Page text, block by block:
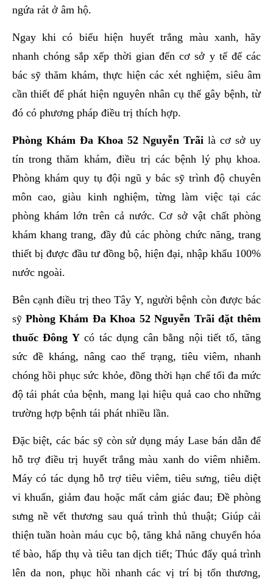
ngứa rát ở âm hộ.
Ngay khi có biểu hiện huyết trắng màu xanh, hãy
nhanh chóng sắp xếp thời gian đến cơ sở y tế để các
bác sỹ thăm khám, thực hiện các xét nghiệm, siêu âm
cần thiết để phát hiện nguyên nhân cụ thể gây bệnh, từ
đó có phương pháp điều trị thích hợp.
Phòng Khám Đa Khoa 52 Nguyễn Trãi là cơ sở uy
tín trong thăm khám, điều trị các bệnh lý phụ khoa.
Phòng khám quy tụ đội ngũ y bác sỹ trình độ chuyên
môn cao, giàu kinh nghiệm, từng làm việc tại các
phòng khám lớn trên cả nước. Cơ sở vật chất phòng
khám khang trang, đầy đủ các phòng chức năng, trang
thiết bị được đầu tư đồng bộ, hiện đại, nhập khẩu 100%
nước ngoài.
Bên cạnh điều trị theo Tây Y, người bệnh còn được bác
sỹPhòng Khám Đa Khoa 52 Nguyễn Trãi đặt thêm
thuốc Đông Ycó tác dụng cân bằng nội tiết tố, tăng
sức đề kháng, nâng cao thể trạng, tiêu viêm, nhanh
chóng hồi phục sức khỏe, đồng thời hạn chế tối đa mức
độ tái phát của bệnh, mang lại hiệu quả cao cho những
trường hợp bệnh tái phát nhiều lần.
Đặc biệt, các bác sỹ còn sử dụng máy Lase bán dẫn để
hỗ trợ điều trị huyết trắng màu xanh do viêm nhiễm.
Máy có tác dụng hỗ trợ tiêu viêm, tiêu sưng, tiêu diệt
vi khuẩn, giảm đau hoặc mất cảm giác đau; Đề phòng
sưng nề vết thương sau quá trình thủ thuật; Giúp cải
thiện tuần hoàn máu cục bộ, tăng khả năng chuyển hóa
tế bào, hấp thụ và tiêu tan dịch tiết; Thúc đẩy quá trình
lên da non, phục hồi nhanh các vị trí bị tổn thương,